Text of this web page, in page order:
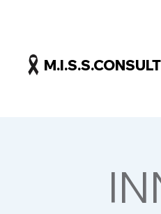
M.I.S.S.CONSULT